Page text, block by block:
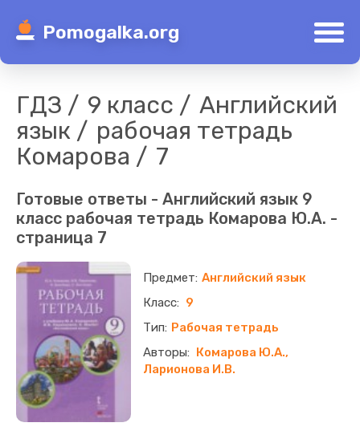
Pomogalka.org
ГДЗ 9 класс
Английский
язык
рабочая тетрадь
Комарова
7
Готовые ответы - Английский язык 9
класс рабочая тетрадь Комарова Ю.А. -
страница 7
Английский язык
9
Рабочая тетрадь
Комарова Ю.А.,
Ларионова И.В.